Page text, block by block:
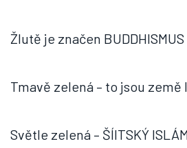
Žlutě je značen BUDDHISMUS
Tmavě zelená – to jsou země
Světle zelená – ŠÍITSKÝ